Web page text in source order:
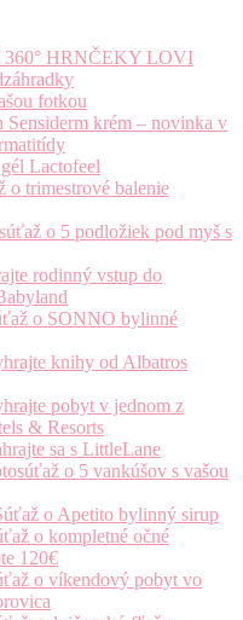
HRNČEKY LOVI
fotkou
Sensiderm krém – novinka v
Lactofeel
o trimestrové balenie
o 5 podložiek pod myš s
rodinný vstup do
o SONNO bylinné
knihy od Albatros
pobyt v jednom z
& Resorts
sa s LittleLane
o 5 vankúšov s vašou
o Apetito bylinný sirup
o kompletné očné
120€
o víkendový pobyt vo